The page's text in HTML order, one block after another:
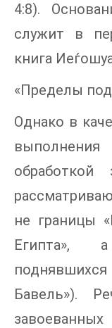
4:8).
служит в
книга
«Пределы
Однако в
не границы
Египта»,
Бавель»).